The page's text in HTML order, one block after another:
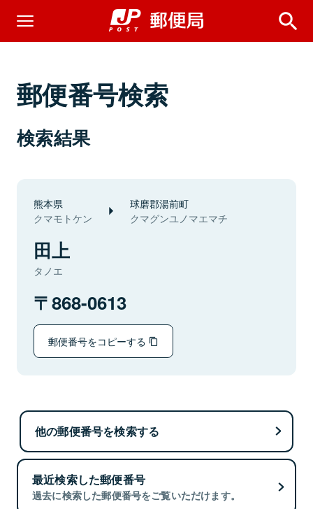
郵便番号検索
検索結果
熊本県
クマモトケン
球磨郡湯前町
クマグンユノマエマチ
田上
タノエ
868-0613
郵便番号をコピーする
他の郵便番号を検索する
最近検索した郵便番号
過去に検索した郵便番号をご覧いただけます。